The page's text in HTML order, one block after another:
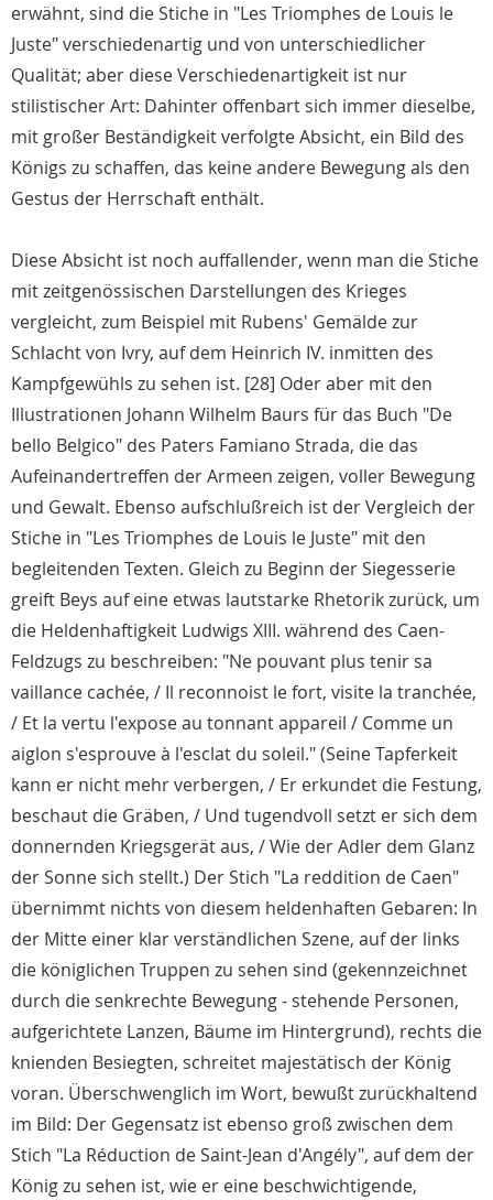
erwähnt, sind die Stiche in "Les Triomphes de Louis le
Juste" verschiedenartig und von unterschiedlicher
Qualität; aber diese Verschiedenartigkeit ist nur
stilistischer Art: Dahinter offenbart sich immer dieselbe,
mit großer Beständigkeit verfolgte Absicht, ein Bild des
Königs zu schaffen, das keine andere Bewegung als den
Gestus der Herrschaft enthält.
Diese Absicht ist noch auffallender, wenn man die Stiche
mit zeitgenössischen Darstellungen des Krieges
vergleicht, zum Beispiel mit Rubens' Gemälde zur
Schlacht von Ivry, auf dem Heinrich IV. inmitten des
Kampfgewühls zu sehen ist. [28] Oder aber mit den
Illustrationen Johann Wilhelm Baurs für das Buch "De
bello Belgico" des Paters Famiano Strada, die das
Aufeinandertreffen der Armeen zeigen, voller Bewegung
und Gewalt. Ebenso aufschlußreich ist der Vergleich der
Stiche in "Les Triomphes de Louis le Juste" mit den
begleitenden Texten. Gleich zu Beginn der Siegesserie
greift Beys auf eine etwas lautstarke Rhetorik zurück, um
die Heldenhaftigkeit Ludwigs XIII. während des Caen-
Feldzugs zu beschreiben: "Ne pouvant plus tenir sa
vaillance cachée, / Il reconnoist le fort, visite la tranchée,
/ Et la vertu l'expose au tonnant appareil / Comme un
aiglon s'esprouve à l'esclat du soleil." (Seine Tapferkeit
kann er nicht mehr verbergen, / Er erkundet die Festung,
beschaut die Gräben, / Und tugendvoll setzt er sich dem
donnernden Kriegsgerät aus, / Wie der Adler dem Glanz
der Sonne sich stellt.) Der Stich "La reddition de Caen"
übernimmt nichts von diesem heldenhaften Gebaren: In
der Mitte einer klar verständlichen Szene, auf der links
die königlichen Truppen zu sehen sind (gekennzeichnet
durch die senkrechte Bewegung - stehende Personen,
aufgerichtete Lanzen, Bäume im Hintergrund), rechts die
knienden Besiegten, schreitet majestätisch der König
voran. Überschwenglich im Wort, bewußt zurückhaltend
im Bild: Der Gegensatz ist ebenso groß zwischen dem
Stich "La Réduction de Saint-Jean d'Angély", auf dem der
König zu sehen ist, wie er eine beschwichtigende,